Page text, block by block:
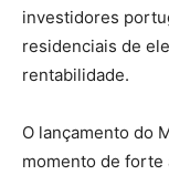
investidores
residenciais de
rentabilidade.
O lançamento do
momento de forte